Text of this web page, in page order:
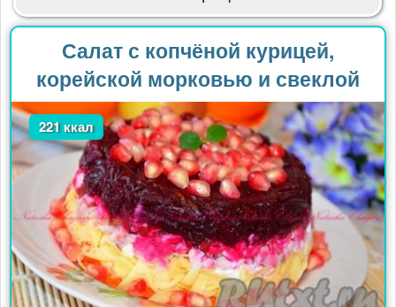
Салат с копчёной курицей,
корейской морковью и свеклой
221 ккал